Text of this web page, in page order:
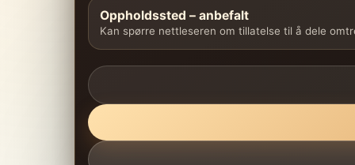
Oppholdssted – anbefalt
Kan spørre nettleseren om tillatelse til å dele